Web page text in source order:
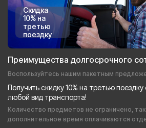
Скидка
10% на
третью
поездку
Преимущества долгосрочного
Воспользуйтесь нашим пакетным
Получить скидку 10% на третью
любой вид транспорта!
Количество предметов не ограничено,
дополнительное время оплачиваются